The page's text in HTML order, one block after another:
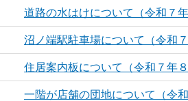
道路の水はけについて（令和７
沼ノ端駅駐車場について（令和
住居案内板について（令和７年
一階が店舗の団地について（令